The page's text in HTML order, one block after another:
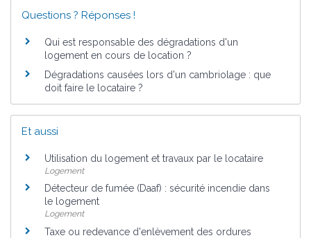
Questions ? Réponses !
Qui est responsable des dégradations d'un
logement en cours de location ?
Dégradations causées lors d'un cambriolage : que
doit faire le locataire ?
Et aussi
Utilisation du logement et travaux par le locataire
Logement
Détecteur de fumée (Daaf) : sécurité incendie dans
le logement
Logement
Taxe ou redevance d'enlèvement des ordures